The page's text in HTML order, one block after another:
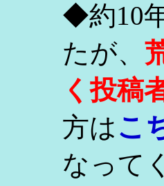
◆約10
たが、
く投稿
方はこ
なって